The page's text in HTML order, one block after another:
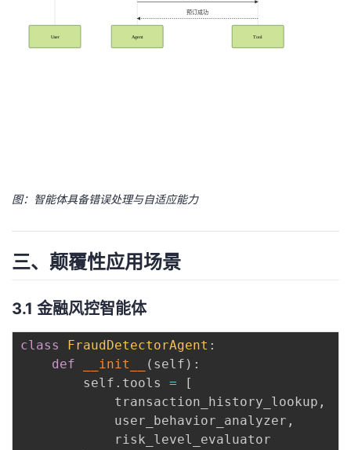
预订成功
User Agent Tool
图：智能体具备错误处理与自适应能力
三、颠覆性应用场景
3.1 金融风控智能体
class FraudDetectorAgent :
def
__init__ ( self ) :
        self
. tools =
[
            transaction_history_lookup
,
            user_behavior_analyzer
,
            risk_level_evaluator